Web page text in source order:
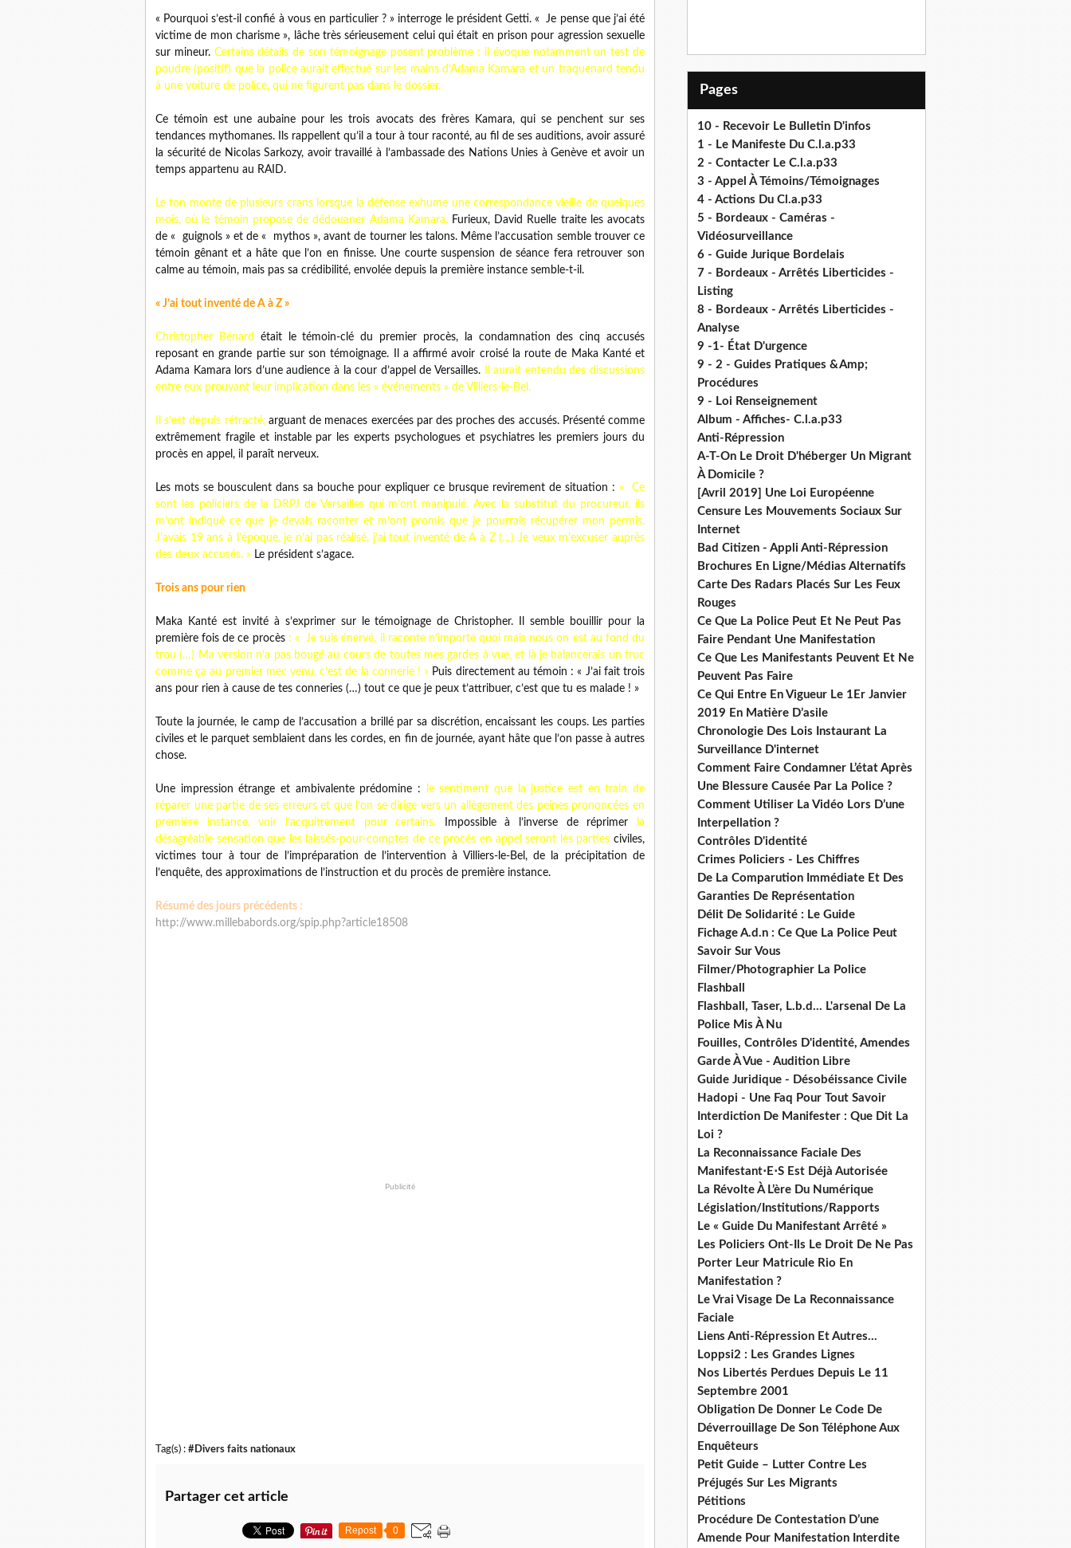
« Pourquoi s’est-il confié à vous en particulier ? » interroge le président Getti. « Je pense que j’ai été
victime de mon charisme », lâche très sérieusement celui qui était en prison pour agression sexuelle
sur mineur. Certains détails de son témoignage posent problème : il évoque notamment un test de
poudre (positif) que la police aurait effectué sur les mains d’Adama Kamara et un traquenard tendu
à une voiture de police, qui ne figurent pas dans le dossier.
Ce témoin est une aubaine pour les trois avocats des frères Kamara, qui se penchent sur ses
tendances mythomanes. Ils rappellent qu’il a tour à tour raconté, au fil de ses auditions, avoir assuré
la sécurité de Nicolas Sarkozy, avoir travaillé à l’ambassade des Nations Unies à Genève et avoir un
temps appartenu au RAID.
Le ton monte de plusieurs crans lorsque la défense exhume une correspondance vieille de quelques
mois, où le témoin propose de dédouaner Adama Kamara.Furieux, David Ruelle traite les avocats
de « guignols » et de « mythos », avant de tourner les talons. Même l’accusation semble trouver ce
témoin gênant et a hâte que l’on en finisse. Une courte suspension de séance fera retrouver son
calme au témoin, mais pas sa crédibilité, envolée depuis la première instance semble-t-il.
« J’ai tout inventé de A à Z »
Christopher Bénard
était le témoin-clé du premier procès, la condamnation des cinq accusés
reposant en grande partie sur son témoignage. Il a affirmé avoir croisé la route de Maka Kanté et
Adama Kamara lors d’une audience à la cour d’appel de Versailles.
Il aurait entendu des discussions
entre eux prouvant leur implication dans les « événements » de Villiers-le-Bel.
Il s’est depuis rétracté,arguant de menaces exercées par des proches des accusés. Présenté comme
extrêmement fragile et instable par les experts psychologues et psychiatres les premiers jours du
procès en appel, il paraît nerveux.
Les mots se bousculent dans sa bouche pour expliquer ce brusque revirement de situation : « Ce
sont les policiers de la DRPJ de Versailles qui m’ont manipulé. Avec la substitut du procureur, ils
m’ont indiqué ce que je devais raconter et m’ont promis que je pourrais récupérer mon permis.
J’avais 19 ans à l’époque, je n’ai pas réalisé, j’ai tout inventé de A à Z (…) Je veux m’excuser auprès
des deux accusés. » Le président s’agace.
Trois ans pour rien
Maka Kanté est invité à s’exprimer sur le témoignage de Christopher. Il semble bouillir pour la
première fois de ce procès : « Je suis énervé, il raconte n’importe quoi mais nous on est au fond du
trou (…) Ma version n’a pas bougé au cours de toutes mes gardes à vue, et là je balancerais un truc
comme ça au premier mec venu, c’est de la connerie ! » Puis directement au témoin : « J’ai fait trois
ans pour rien à cause de tes conneries (…) tout ce que je peux t’attribuer, c’est que tu es malade ! »
Toute la journée, le camp de l’accusation a brillé par sa discrétion, encaissant les coups. Les parties
civiles et le parquet semblaient dans les cordes, en fin de journée, ayant hâte que l’on passe à autres
chose.
Une impression étrange et ambivalente prédomine :
le sentiment que la justice est en train de
réparer une partie de ses erreurs et que l’on se dirige vers un allègement des peines prononcées en
première instance, voir l’acquittement pour certains. Impossible à l’inverse de réprimer
la
désagréable sensation que les laissés-pour-comptes de ce procès en appel seront les parties civiles,
victimes tour à tour de l’impréparation de l’intervention à Villiers-le-Bel, de la précipitation de
l’enquête, des approximations de l’instruction et du procès de première instance.
Résumé des jours précédents :
http://www.millebabords.org/spip.php?article18508
Publicité
Tag(s) : #Divers faits nationaux
Partager cet article
Repost 0
Pages
10 - Recevoir Le Bulletin D'infos
1 - Le Manifeste Du C.l.a.p33
2 - Contacter Le C.l.a.p33
3 - Appel À Témoins/Témoignages
4 - Actions Du Cl.a.p33
5 - Bordeaux - Caméras -
Vidéosurveillance
6 - Guide Jurique Bordelais
7 - Bordeaux - Arrêtés Liberticides -
Listing
8 - Bordeaux - Arrêtés Liberticides -
Analyse
9 -1- État D'urgence
9 - 2 - Guides Pratiques &Amp;
Procédures
9 - Loi Renseignement
Album - Affiches- C.l.a.p33
Anti-Répression
A-T-On Le Droit D'héberger Un Migrant
À Domicile ?
[Avril 2019] Une Loi Européenne
Censure Les Mouvements Sociaux Sur
Internet
Bad Citizen - Appli Anti-Répression
Brochures En Ligne/Médias Alternatifs
Carte Des Radars Placés Sur Les Feux
Rouges
Ce Que La Police Peut Et Ne Peut Pas
Faire Pendant Une Manifestation
Ce Que Les Manifestants Peuvent Et Ne
Peuvent Pas Faire
Ce Qui Entre En Vigueur Le 1Er Janvier
2019 En Matière D’asile
Chronologie Des Lois Instaurant La
Surveillance D'internet
Comment Faire Condamner L’état Après
Une Blessure Causée Par La Police ?
Comment Utiliser La Vidéo Lors D’une
Interpellation ?
Contrôles D'identité
Crimes Policiers - Les Chiffres
De La Comparution Immédiate Et Des
Garanties De Représentation
Délit De Solidarité : Le Guide
Fichage A.d.n : Ce Que La Police Peut
Savoir Sur Vous
Filmer/Photographier La Police
Flashball
Flashball, Taser, L.b.d... L'arsenal De La
Police Mis À Nu
Fouilles, Contrôles D'identité, Amendes
Garde À Vue - Audition Libre
Guide Juridique - Désobéissance Civile
Hadopi - Une Faq Pour Tout Savoir
Interdiction De Manifester : Que Dit La
Loi ?
La Reconnaissance Faciale Des
Manifestant⋅E⋅S Est Déjà Autorisée
La Révolte À L’ère Du Numérique
Législation/Institutions/Rapports
Le « Guide Du Manifestant Arrêté »
Les Policiers Ont-Ils Le Droit De Ne Pas
Porter Leur Matricule Rio En
Manifestation ?
Le Vrai Visage De La Reconnaissance
Faciale
Liens Anti-Répression Et Autres...
Loppsi2 : Les Grandes Lignes
Nos Libertés Perdues Depuis Le 11
Septembre 2001
Obligation De Donner Le Code De
Déverrouillage De Son Téléphone Aux
Enquêteurs
Petit Guide – Lutter Contre Les
Préjugés Sur Les Migrants
Pétitions
Procédure De Contestation D’une
Amende Pour Manifestation Interdite